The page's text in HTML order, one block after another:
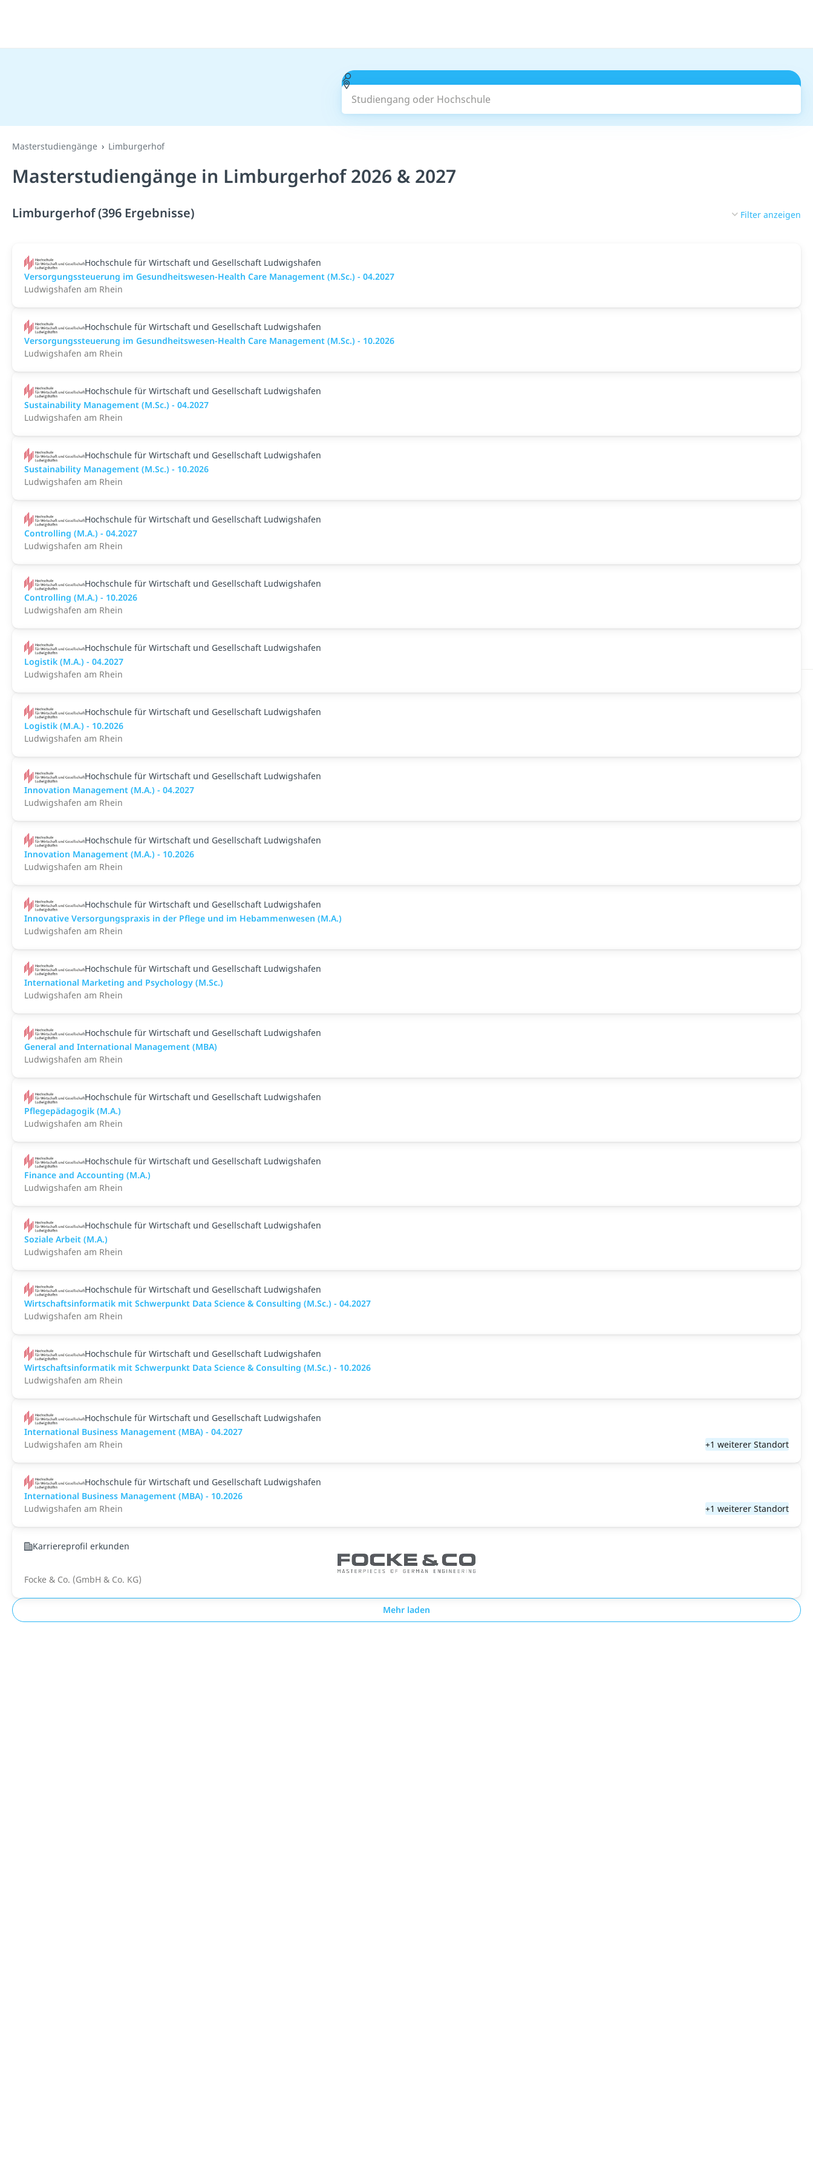
Studiengang oder Hochschule
Masterstudiengänge Limburgerhof
Masterstudiengänge in Limburgerhof 2026 & 2027
Limburgerhof (396 Ergebnisse) Filter anzeigen
Hochschule für Wirtschaft und Gesellschaft Ludwigshafen
Versorgungssteuerung im Gesundheitswesen-Health Care Management (M.Sc.) - 04.2027
Ludwigshafen am Rhein
Hochschule für Wirtschaft und Gesellschaft Ludwigshafen
Versorgungssteuerung im Gesundheitswesen-Health Care Management (M.Sc.) - 10.2026
Ludwigshafen am Rhein
Hochschule für Wirtschaft und Gesellschaft Ludwigshafen
Sustainability Management (M.Sc.) - 04.2027
Ludwigshafen am Rhein
Hochschule für Wirtschaft und Gesellschaft Ludwigshafen
Sustainability Management (M.Sc.) - 10.2026
Ludwigshafen am Rhein
Hochschule für Wirtschaft und Gesellschaft Ludwigshafen
Controlling (M.A.) - 04.2027
Ludwigshafen am Rhein
Hochschule für Wirtschaft und Gesellschaft Ludwigshafen
Controlling (M.A.) - 10.2026
Ludwigshafen am Rhein
Hochschule für Wirtschaft und Gesellschaft Ludwigshafen
Logistik (M.A.) - 04.2027
Ludwigshafen am Rhein
Hochschule für Wirtschaft und Gesellschaft Ludwigshafen
Logistik (M.A.) - 10.2026
Ludwigshafen am Rhein
Hochschule für Wirtschaft und Gesellschaft Ludwigshafen
Innovation Management (M.A.) - 04.2027
Ludwigshafen am Rhein
Hochschule für Wirtschaft und Gesellschaft Ludwigshafen
Innovation Management (M.A.) - 10.2026
Ludwigshafen am Rhein
Hochschule für Wirtschaft und Gesellschaft Ludwigshafen
Innovative Versorgungspraxis in der Pflege und im Hebammenwesen (M.A.)
Ludwigshafen am Rhein
Hochschule für Wirtschaft und Gesellschaft Ludwigshafen
International Marketing and Psychology (M.Sc.)
Ludwigshafen am Rhein
Hochschule für Wirtschaft und Gesellschaft Ludwigshafen
General and International Management (MBA)
Ludwigshafen am Rhein
Hochschule für Wirtschaft und Gesellschaft Ludwigshafen
Pflegepädagogik (M.A.)
Ludwigshafen am Rhein
Hochschule für Wirtschaft und Gesellschaft Ludwigshafen
Finance and Accounting (M.A.)
Ludwigshafen am Rhein
Hochschule für Wirtschaft und Gesellschaft Ludwigshafen
Soziale Arbeit (M.A.)
Ludwigshafen am Rhein
Hochschule für Wirtschaft und Gesellschaft Ludwigshafen
Wirtschaftsinformatik mit Schwerpunkt Data Science & Consulting (M.Sc.) - 04.2027
Ludwigshafen am Rhein
Hochschule für Wirtschaft und Gesellschaft Ludwigshafen
Wirtschaftsinformatik mit Schwerpunkt Data Science & Consulting (M.Sc.) - 10.2026
Ludwigshafen am Rhein
Hochschule für Wirtschaft und Gesellschaft Ludwigshafen
International Business Management (MBA) - 04.2027
Ludwigshafen am Rhein
+1 weiterer Standort
Hochschule für Wirtschaft und Gesellschaft Ludwigshafen
International Business Management (MBA) - 10.2026
Ludwigshafen am Rhein
+1 weiterer Standort
Karriereprofil erkunden
Focke & Co. (GmbH & Co. KG)
Mehr laden